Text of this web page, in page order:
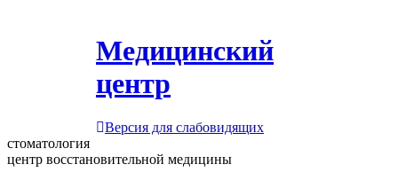
Медицинский
центр
Версия для слабовидящих
стоматология
центр восстановительной медицины